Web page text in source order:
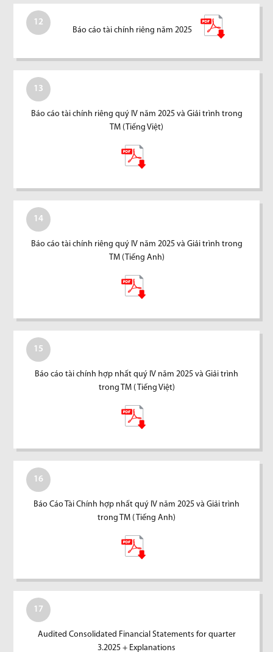
12
Báo cáo tài chính riêng năm 2025
13
Báo cáo tài chính riêng quý IV năm 2025 và Giải trình trong
TM (Tiếng Việt)
14
Báo cáo tài chính riêng quý IV năm 2025 và Giải trình trong
TM (Tiếng Anh)
15
Báo cáo tài chính hợp nhất quý IV năm 2025 và Giải trình
trong TM ( Tiếng Việt)
16
Báo Cáo Tài Chính hợp nhất quý IV năm 2025 và Giải trình
trong TM ( Tiếng Anh)
17
Audited Consolidated Financial Statements for quarter
3.2025 + Explanations